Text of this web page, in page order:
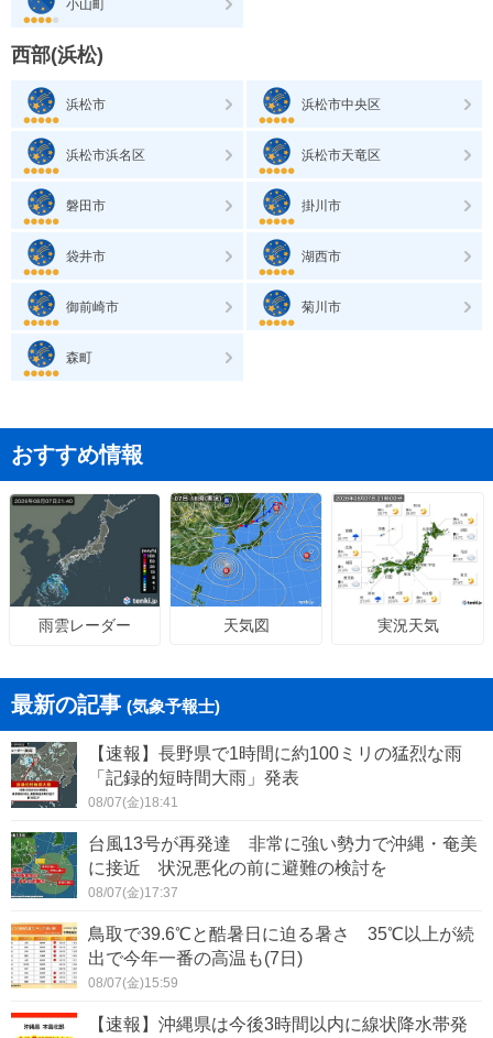
小山町
西部(浜松)
浜松市 浜松市中央区
浜松市浜名区 浜松市天竜区
磐田市 掛川市
袋井市 湖西市
御前崎市 菊川市
森町
おすすめ情報
雨雲レーダー 天気図 実況天気
最新の記事 (気象予報士)
【速報】長野県で1時間に約100ミリの猛烈な雨
「記録的短時間大雨」発表
08/07(金)18:41
台風13号が再発達 非常に強い勢力で沖縄・奄美
に接近 状況悪化の前に避難の検討を
08/07(金)17:37
鳥取で39.6℃と酷暑日に迫る暑さ 35℃以上が続
出で今年一番の高温も(7日)
08/07(金)15:59
【速報】沖縄県は今後3時間以内に線状降水帯発